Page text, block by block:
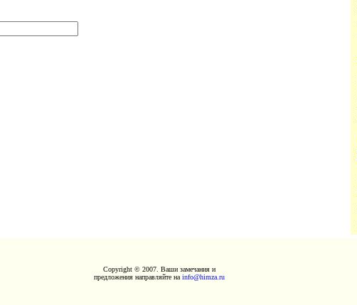
Copyright © 2007. Ваши замечания и
предложения направляйте на